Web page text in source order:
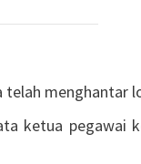
telah menghantar
ketua pegawai